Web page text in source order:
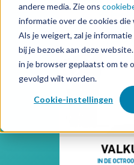
andere media. Zie ons
informatie over de cookies die
Als je weigert, zal je
bij je bezoek aan deze
in je browser geplaatst om te
gevolgd wilt worden.
Cookie-instellingen